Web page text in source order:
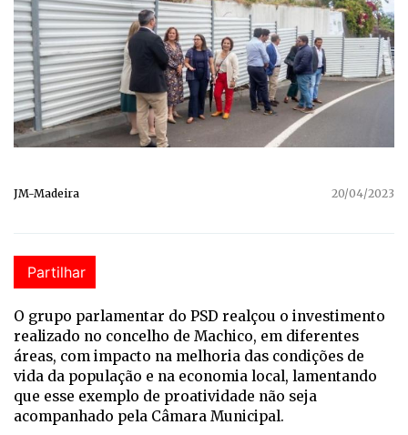
JM-Madeira 20/04/2023
Partilhar
O grupo parlamentar do PSD realçou o investimento
realizado no concelho de Machico, em diferentes
áreas, com impacto na melhoria das condições de
vida da população e na economia local, lamentando
que esse exemplo de proatividade não seja
acompanhado pela Câmara Municipal.